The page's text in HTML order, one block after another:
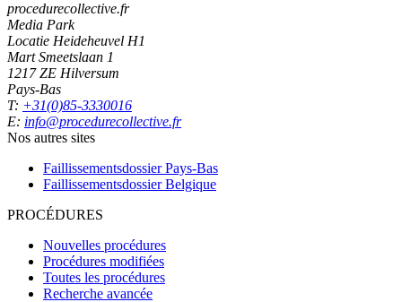
procedurecollective.fr
Media Park
Locatie Heideheuvel H1
Mart Smeetslaan 1
1217 ZE Hilversum
Pays-Bas
T: +31(0)85-3330016
E: info@procedurecollective.fr
Nos autres sites
Faillissementsdossier Pays-Bas
Faillissementsdossier Belgique
PROCÉDURES
Nouvelles procédures
Procédures modifiées
Toutes les procédures
Recherche avancée